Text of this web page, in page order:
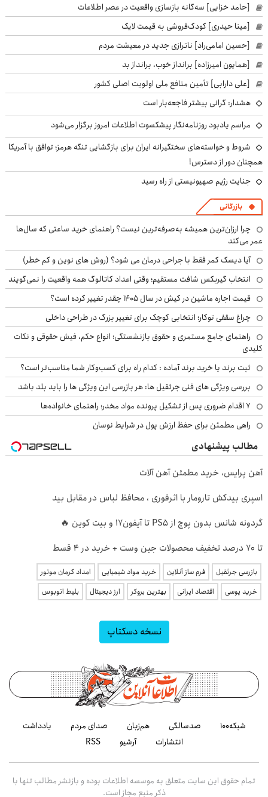
[حامد خزایی] سه‌گانه بازسازی واقعیت در عصر اطلاعات
[مینا حیدری] کودک‌فروشی به قیمت لایک
[حسین امامی‌راد] ناترازی جدید در معیشت مردم
[همایون امیرزاده] برانداز خوب، برانداز بد
[علی دارابی] تأمین منافع ملی اولویت اصلی کشور
هشدار: گرانی بیشتر فاجعه‌بار است
مراسم یادبود روزنامه‌نگار پیشکسوت اطلاعات امروز برگزار می‌شود
شروط و خواسته‌های سختگیرانه ایران برای بازگشایی تنگه هرمز؛ توافق با آمریکا
همچنان دور از دسترس!
جنایت رژیم صهیونیستی از راه رسید
بازرگانی
چرا ارزان‌ترین همیشه به‌صرفه‌ترین نیست؟ راهنمای خرید ساعتی که سال‌ها
عمر می‌کند
آیا دیسک کمر فقط با جراحی درمان می شود؟ (روش های نوین و کم خطر)
انتخاب گیربکس شافت مستقیم؛ وقتی اعداد کاتالوگ همه واقعیت را نمی‌گویند
قیمت اجاره ماشین در کیش در سال ۱۴۰۵ چقدر تغییر کرده است؟
چراغ سقفی توکار؛ انتخابی کوچک برای تغییر بزرگ در طراحی داخلی
راهنمای جامع مستمری و حقوق بازنشستگی؛ انواع حکم، فیش حقوقی و نکات
کلیدی
ثبت برند یا خرید برند آماده : کدام راه برای کسب‌وکار شما مناسب‌تر است؟
بررسی ویژگی های فنی جرثقیل ها: هر بازرسی این ویژگی ها را باید بلد باشد
۷ اقدام ضروری پس از تشکیل پرونده مواد مخدر؛ راهنمای خانواده‌ها
راهی مطمئن برای حفظ ارزش پول در شرایط نوسان
مطالب پیشنهادی
آهن پرایس، خرید مطمئن آهن آلات
اسپری بیدکش تارومار با اثرفوری ، محافظ لباس در مقابل بید
گردونه شانس بدون پوچ از PS5 تا آیفون17 و بیت کوین 🔥
تا 70 درصد تخفیف محصولات جین وست + خرید در 4 قسط
بازرسی جرثقیل فرم ساز آنلاین خرید مواد شیمیایی
امداد کرمان موتور
خرید یوسی
اقتصاد ایرانی بهترین بروکر ارز دیجیتال بلیط اتوبوس
نسخه دسکتاپ
شبکه۱۰۰ صدسالگی هم‌زبان صدای مردم
یادداشت
انتشارات
آرشیو RSS
تمام حقوق این سایت متعلق به موسسه اطلاعات بوده و بازنشر مطالب تنها با
ذکر منبع مجاز است.